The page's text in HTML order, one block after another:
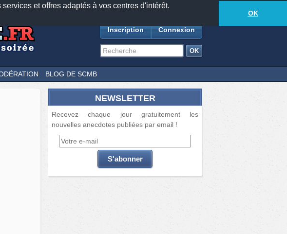
et offres adaptés à vos centres d'intérêt.
OK
Facebook
TwitterFeeds18881anecdotes-264lecteurs connectés
Inscription Connexion
BLOG DE SCMB
NEWSLETTER
Recevez chaque jour gratuitement les
nouvelles anecdotes publiées par email !